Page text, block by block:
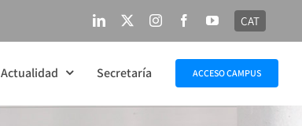
LinkedIn InstagramFacebookYouTube
CAT
Actualidad Secretaría ACCESO CAMPUS